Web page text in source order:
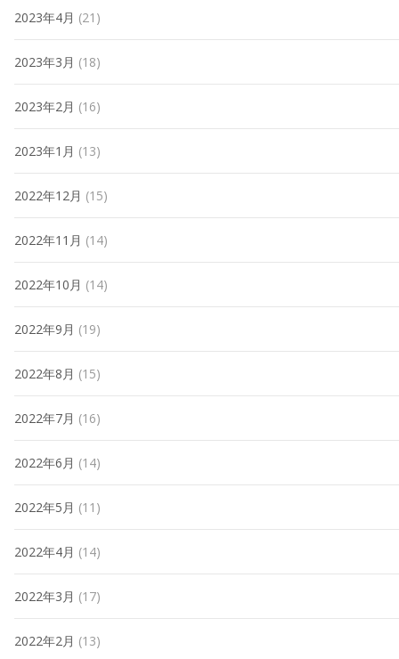
2023年4月 (21)
2023年3月 (18)
2023年2月 (16)
2023年1月 (13)
2022年12月 (15)
2022年11月 (14)
2022年10月 (14)
2022年9月 (19)
2022年8月 (15)
2022年7月 (16)
2022年6月 (14)
2022年5月 (11)
2022年4月 (14)
2022年3月 (17)
2022年2月 (13)